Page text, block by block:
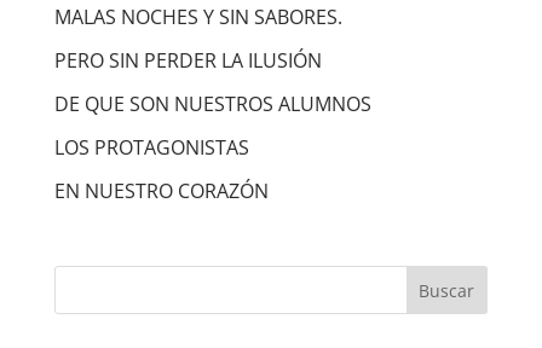
MALAS NOCHES Y SIN SABORES.
PERO SIN PERDER LA ILUSIÓN
DE QUE SON NUESTROS ALUMNOS
LOS PROTAGONISTAS
EN NUESTRO CORAZÓN